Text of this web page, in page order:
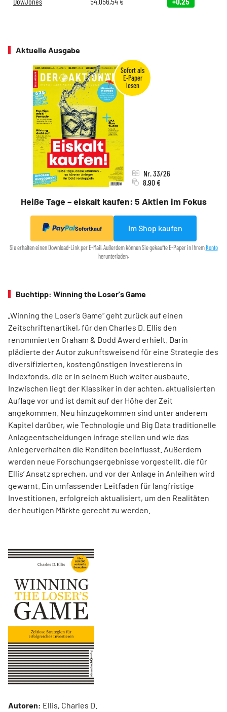
Aktuelle Ausgabe
Heiße Tage – eiskalt kaufen: 5 Aktien im Fokus
Nr. 33/26
8,90 €
Sofortkauf Im Shop kaufen
Sie erhalten einen Download-Link per E-Mail. Außerdem können Sie gekaufte E-Paper in IhremKonto
herunterladen.
Buchtipp: Winning the Loser's Game
„Winning the Loser's Game“ geht zurück auf einen
Zeitschriftenartikel, für den Charles D. Ellis den
renommierten Graham & Dodd Award erhielt. Darin
plädierte der Autor zukunftsweisend für eine Strategie des
diversifizierten, kostengünstigen Investierens in
Indexfonds, die er in seinem Buch weiter ausbaute.
Inzwischen liegt der Klassiker in der achten, aktualisierten
Auflage vor und ist damit auf der Höhe der Zeit
angekommen. Neu hinzugekommen sind unter anderem
Kapitel darüber, wie Technologie und Big Data traditionelle
Anlageentscheidungen infrage stellen und wie das
Anlegerverhalten die Renditen beeinflusst. Außerdem
werden neue Forschungsergebnisse vorgestellt, die für
Ellis’ Ansatz sprechen, und vor der Anlage in Anleihen wird
gewarnt. Ein umfassender Leitfaden für langfristige
Investitionen, erfolgreich aktualisiert, um den Realitäten
der heutigen Märkte gerecht zu werden.
Autoren: Ellis, Charles D.